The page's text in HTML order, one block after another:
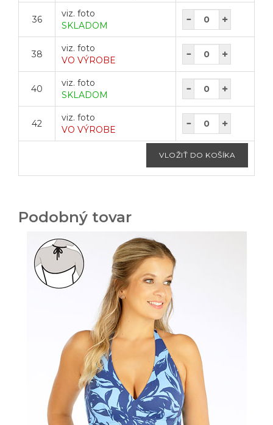
36
viz. foto
SKLADOM
38
viz. foto
VO VÝROBE
40
viz. foto
SKLADOM
42
viz. foto
VO VÝROBE
Podobný tovar